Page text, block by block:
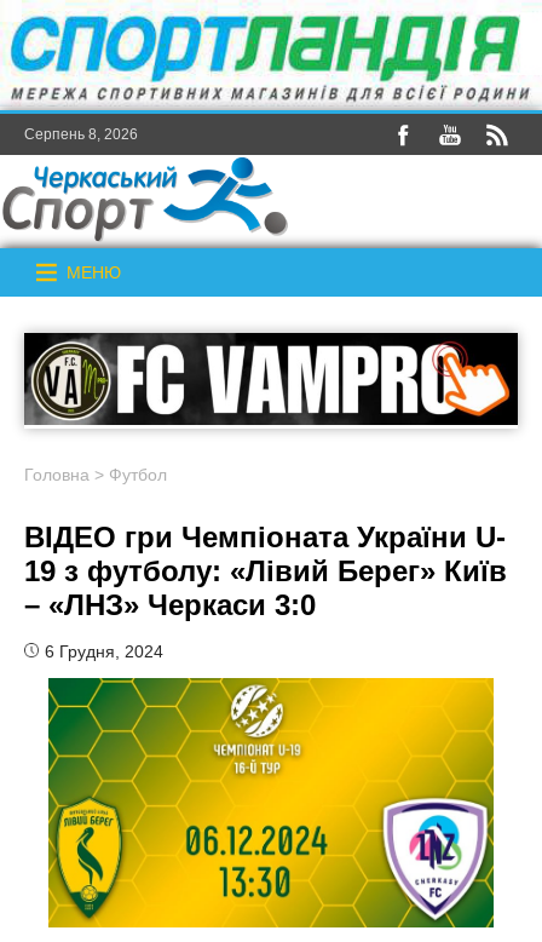
Серпень 8, 2026
МЕНЮ
Головна > Футбол
ВІДЕО гри Чемпіоната України U-
19 з футболу: «Лівий Берег» Київ
– «ЛНЗ» Черкаси 3:0
6 Грудня, 2024